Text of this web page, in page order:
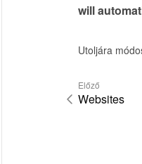
will
Utoljára
Előző
Websites